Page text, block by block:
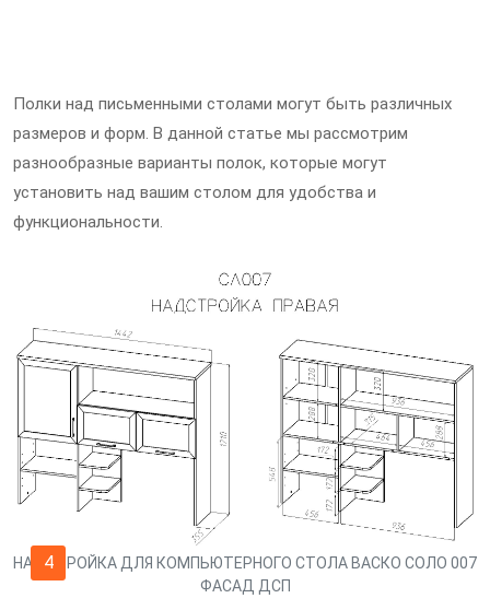
Полки над письменными столами могут быть различных
размеров и форм. В данной статье мы рассмотрим
разнообразные варианты полок, которые могут
установить над вашим столом для удобства и
функциональности.
4
НАДСТРОЙКА ДЛЯ КОМПЬЮТЕРНОГО СТОЛА ВАСКО СОЛО 007
ФАСАД ДСП